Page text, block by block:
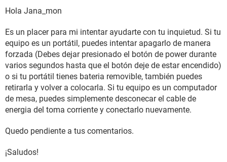
Hola Jana_mon
Es un placer para mi intentar ayudarte con tu inquietud. Si tu
equipo es un portátil, puedes intentar apagarlo de manera
forzada (Debes dejar presionado el botón de power durante
varios segundos hasta que el botón deje de estar encendido)
o si tu portátil tienes bateria removible, también puedes
retirarla y volver a colocarla. Si tu equipo es un computador
de mesa, puedes simplemente desconecar el cable de
energia del toma corriente y conectarlo nuevamente.
Quedo pendiente a tus comentarios.
¡Saludos!